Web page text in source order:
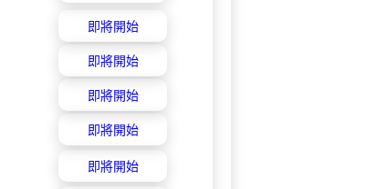
即將開始
即將開始
即將開始
即將開始
即將開始